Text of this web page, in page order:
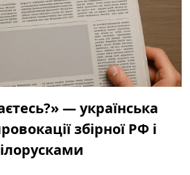
— українська
збірної РФ і